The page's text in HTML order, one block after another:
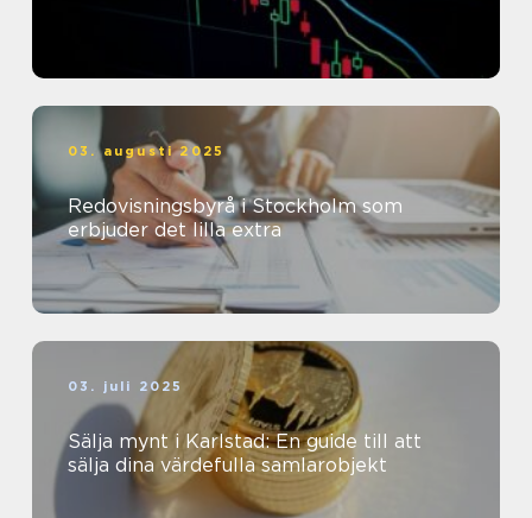
03. augusti 2025
Redovisningsbyrå i Stockholm som
erbjuder det lilla extra
03. juli 2025
Sälja mynt i Karlstad: En guide till att
sälja dina värdefulla samlarobjekt